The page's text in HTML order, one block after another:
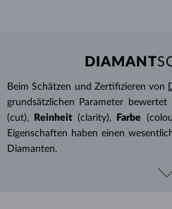
DIAMANT
Beim Schätzen und Zertifizieren von
grundsätzlichen Parameter bewertet
(cut),
Reinheit (clarity), Farbe
Eigenschaften haben einen
Diamanten.